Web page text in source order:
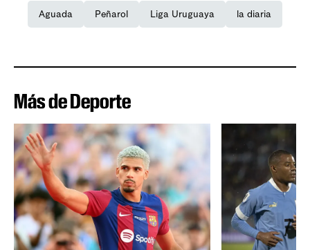
Aguada Peñarol Liga Uruguaya la diaria
Más de Deporte